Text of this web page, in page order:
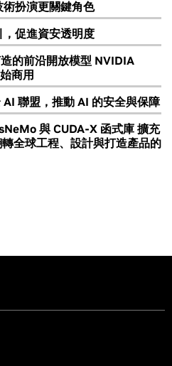
扮演更關鍵角色
促進資安透明度
的前沿開放模型 NVIDIA
商用
聯盟，推動 AI 的安全與保障
與 CUDA-X 函式庫 擴充
全球工程、設計與打造產品的